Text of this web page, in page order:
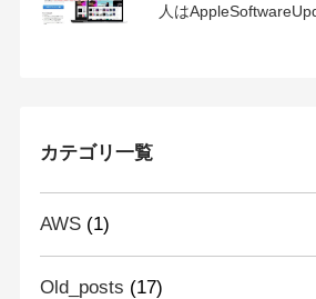
人は
カテゴリ一覧
AWS(1)
Old_posts (17)